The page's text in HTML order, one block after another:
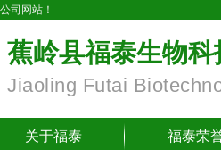
司网站！
蕉岭县福泰生物
Jiaoling Futai
关于福泰 福泰荣